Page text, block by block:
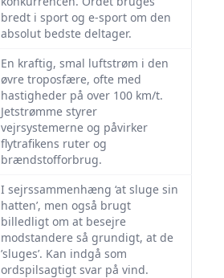
bredt i sport og e-sport om den
absolut bedste deltager.
En kraftig, smal luftstrøm i den
øvre troposfære, ofte med
hastigheder på over 100 km/t.
Jetstrømme styrer
vejrsystemerne og påvirker
flytrafikens ruter og
brændstofforbrug.
I sejrssammenhæng ‘at sluge sin
hatten’, men også brugt
billedligt om at besejre
modstandere så grundigt, at de
’sluges’. Kan indgå som
ordspilsagtigt svar på vind.